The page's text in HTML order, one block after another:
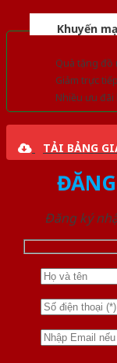
Khuyến
Quà tặng đồ
Giảm trực
Nhiều ưu
TẢI BẢNG
Đăng ký